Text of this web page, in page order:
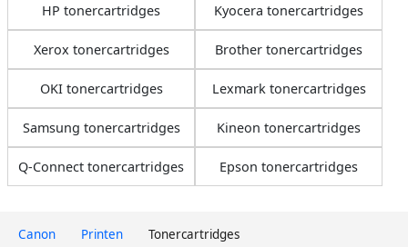
Canon Printen Tonercartridges
HP tonercartridges Kyocera tonercartridges
Xerox tonercartridges Brother tonercartridges
OKI tonercartridges Lexmark tonercartridges
Samsung tonercartridges Kineon tonercartridges
Q-Connect tonercartridges Epson tonercartridges